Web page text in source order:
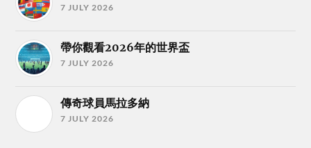
7 JULY 2026
帶你觀看2026年的世界盃
7 JULY 2026
傳奇球員馬拉多納
7 JULY 2026